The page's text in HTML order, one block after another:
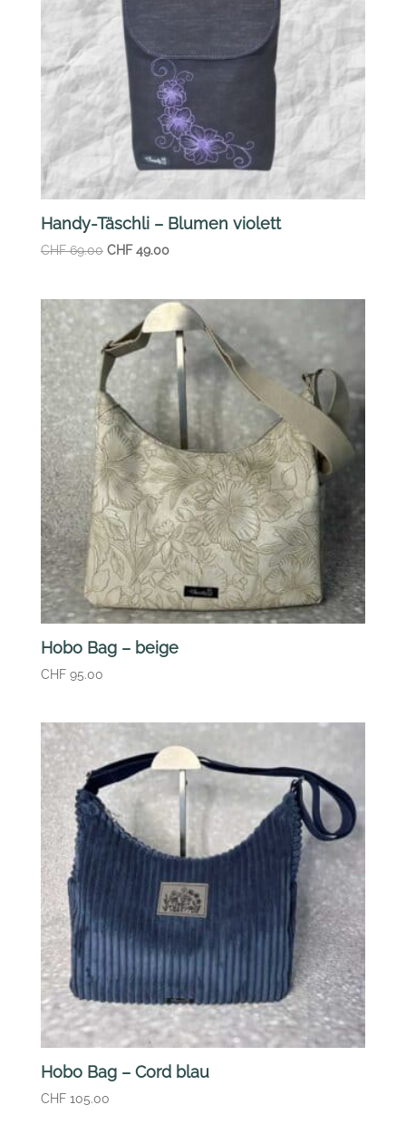
Handy-Täschli – Blumen violett
CHF69.00 Ursprünglicher
CHF 69.00
CHF49.00Aktueller
CHF 49.00.
Hobo Bag – beige
CHF95.00
Hobo Bag – Cord blau
CHF105.00